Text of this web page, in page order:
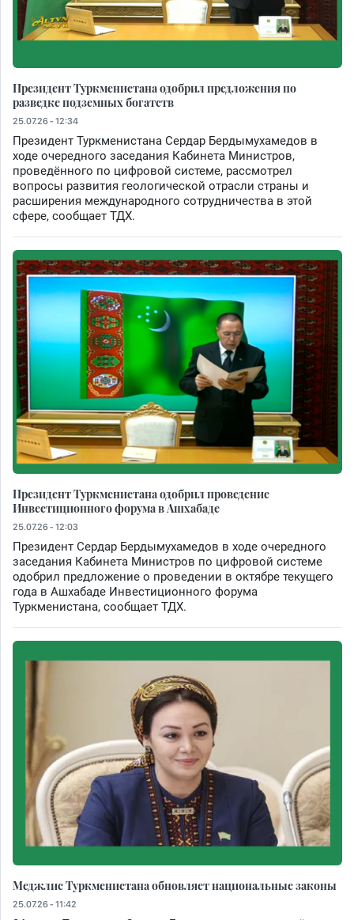
Президент Туркменистана одобрил предложения по
разведке подземных богатств
25.07.26 - 12:34
Президент Туркменистана Сердар Бердымухамедов в
ходе очередного заседания Кабинета Министров,
проведённого по цифровой системе, рассмотрел
вопросы развития геологической отрасли страны и
расширения международного сотрудничества в этой
сфере, сообщает ТДХ.
Президент Туркменистана одобрил проведение
Инвестиционного форума в Ашхабаде
25.07.26 - 12:03
Президент Сердар Бердымухамедов в ходе очередного
заседания Кабинета Министров по цифровой системе
одобрил предложение о проведении в октябре текущего
года в Ашхабаде Инвестиционного форума
Туркменистана, сообщает ТДХ.
Меджлис Туркменистана обновляет национальные законы
25.07.26 - 11:42